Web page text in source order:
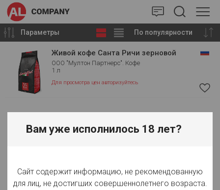
Параметры По популярности
Живой кофе Санта Ричи зерновой
ООО "Мултон Партнерс". Кофе
1 л
Для просмотра цен авторизуйтесь
Вам уже исполнилось 18 лет?
Сайт содержит информацию, не рекомендованную
для лиц, не достигших совершеннолетнего возраста.